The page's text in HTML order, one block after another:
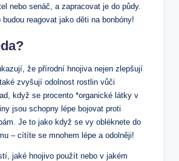
nebo senáč, a zapracovat je do půdy.
reagovat jako děti na bonbóny!
že přírodní hnojiva nejen zlepšují
zvyšují odolnost rostlin vůči
když se procento *organické látky v
jsou schopny lépe bojovat proti
Je to jako když se vy obléknete do
– cítíte se mnohem lépe a odolněji!
jaké hnojivo použít nebo v jakém